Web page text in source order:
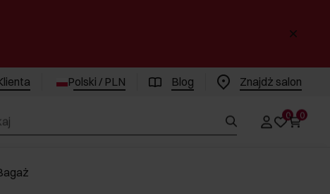
Polski / PLN Blog Znajdż salon
0 0